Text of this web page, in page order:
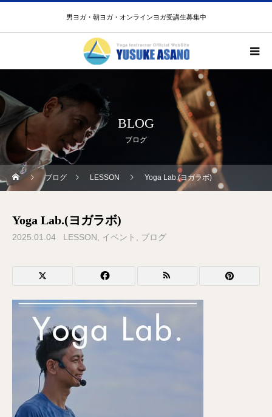
男ヨガ・朝ヨガ・オンラインヨガ受講生募集中
BLOG
ブログ
ブログ LESSON Yoga Lab.(ヨガラボ)
Yoga Lab.(ヨガラボ)
2025.01.04 LESSON イベント ブログ